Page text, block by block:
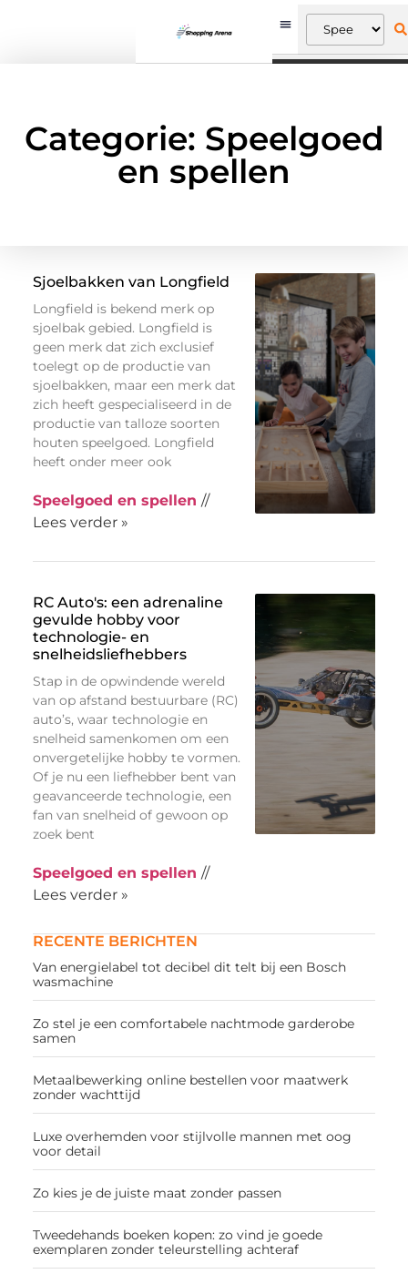
Categorie: Speelgoed
en spellen
RECENTE BERICHTEN
Van energielabel tot decibel dit telt bij een Bosch
wasmachine
Zo stel je een comfortabele nachtmode garderobe
samen
Metaalbewerking online bestellen voor maatwerk
zonder wachttijd
Luxe overhemden voor stijlvolle mannen met oog
voor detail
Zo kies je de juiste maat zonder passen
Tweedehands boeken kopen: zo vind je goede
exemplaren zonder teleurstelling achteraf
Sjoelbakken van Longfield
Longfield is bekend merk op
sjoelbak gebied. Longfield is
geen merk dat zich exclusief
toelegt op de productie van
sjoelbakken, maar een merk dat
zich heeft gespecialiseerd in de
productie van talloze soorten
houten speelgoed. Longfield
heeft onder meer ook
Speelgoed en spellen //
Lees verder »
RC Auto's: een adrenaline
gevulde hobby voor
technologie- en
snelheidsliefhebbers
Stap in de opwindende wereld
van op afstand bestuurbare (RC)
auto’s, waar technologie en
snelheid samenkomen om een
onvergetelijke hobby te vormen.
Of je nu een liefhebber bent van
geavanceerde technologie, een
fan van snelheid of gewoon op
zoek bent
Speelgoed en spellen //
Lees verder »